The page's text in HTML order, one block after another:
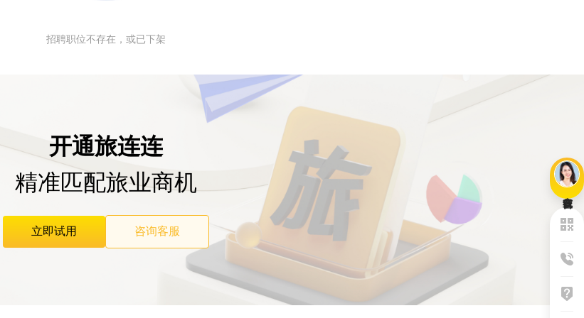
招聘职位不存在，或已下架
开通旅连连
精准匹配旅业商机
立即试用 咨询客服